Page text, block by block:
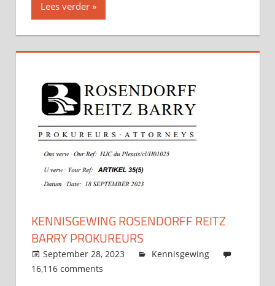
Lees verder
KENNISGEWING ROSENDORFF REITZ
BARRY PROKUREURS
September 28, 2023 admin
Kennisgewing
16,116 comments